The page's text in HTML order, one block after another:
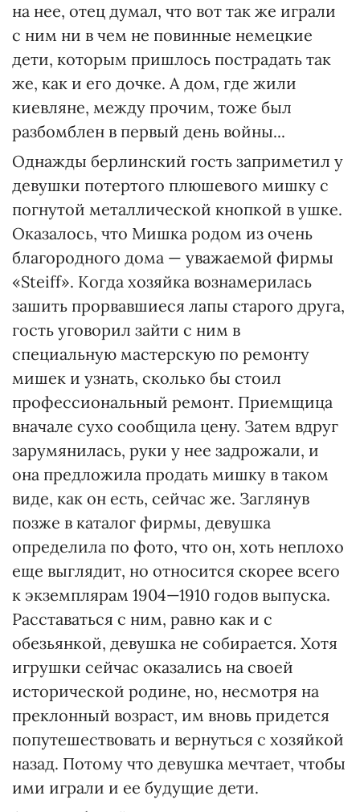
на нее, отец думал, что вот так же играли
с ним ни в чем не повинные немецкие
дети, которым пришлось пострадать так
же, как и его дочке. А дом, где жили
киевляне, между прочим, тоже был
разбомблен в первый день войны...
Однажды берлинский гость заприметил у
девушки потертого плюшевого мишку с
погнутой металлической кнопкой в ушке.
Оказалось, что Мишка родом из очень
благородного дома — уважаемой фирмы
«Steiff». Когда хозяйка вознамерилась
зашить прорвавшиеся лапы старого друга,
гость уговорил зайти с ним в
специальную мастерскую по ремонту
мишек и узнать, сколько бы стоил
профессиональный ремонт. Приемщица
вначале сухо сообщила цену. Затем вдруг
зарумянилась, руки у нее задрожали, и
она предложила продать мишку в таком
виде, как он есть, сейчас же. Заглянув
позже в каталог фирмы, девушка
определила по фото, что он, хоть неплохо
еще выглядит, но относится скорее всего
к экземплярам 1904—1910 годов выпуска.
Расставаться с ним, равно как и с
обезьянкой, девушка не собирается. Хотя
игрушки сейчас оказались на своей
исторической родине, но, несмотря на
преклонный возраст, им вновь придется
попутешествовать и вернуться с хозяйкой
назад. Потому что девушка мечтает, чтобы
ими играли и ее будущие дети.